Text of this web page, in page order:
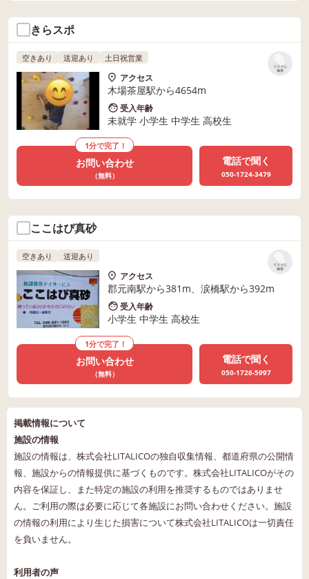
きらスポ
リストに
保存
空きあり 送迎あり 土日祝営業
アクセス
木場茶屋駅から4654m
受入年齢
未就学 小学生 中学生 高校生
1分で完了！
お問い合わせ
（無料）
電話で聞く
050-1724-3479
ここはぴ真砂
リストに
保存
空きあり 送迎あり
アクセス
郡元南駅から381m、涙橋駅から392m
受入年齢
小学生 中学生 高校生
1分で完了！
お問い合わせ
（無料）
電話で聞く
050-1726-5997
掲載情報について
施設の情報
施設の情報は、株式会社LITALICOの独自収集情報、都道府県の公開情
報、施設からの情報提供に基づくものです。株式会社LITALICOがその
内容を保証し、また特定の施設の利用を推奨するものではありませ
ん。ご利用の際は必要に応じて各施設にお問い合わせください。施設
の情報の利用により生じた損害について株式会社LITALICOは一切責任
を負いません。
利用者の声